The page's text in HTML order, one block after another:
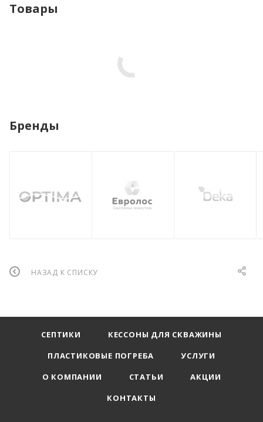
Товары
Бренды
НАЗАД К СПИСКУ
СЕПТИКИ
КЕССОНЫ ДЛЯ СКВАЖИНЫ
ПЛАСТИКОВЫЕ ПОГРЕБА
УСЛУГИ
О КОМПАНИИ
СТАТЬИ
АКЦИИ
КОНТАКТЫ